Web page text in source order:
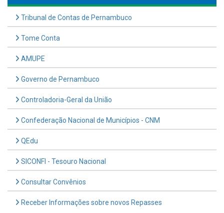
Tribunal de Contas de Pernambuco
Tome Conta
AMUPE
Governo de Pernambuco
Controladoria-Geral da União
Confederação Nacional de Municípios - CNM
QEdu
SICONFI - Tesouro Nacional
Consultar Convênios
Receber Informações sobre novos Repasses